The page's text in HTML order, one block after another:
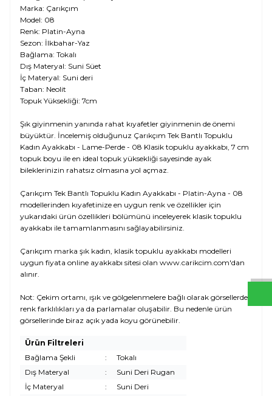
Marka: Çarıkçım
Model: 08
Renk: Platin-Ayna
Sezon: İlkbahar-Yaz
Bağlama: Tokalı
Dış Materyal: Suni Süet
İç Materyal: Suni deri
Taban: Neolit
Topuk Yüksekliği: 7cm
Şık giyinmenin yanında rahat kıyafetler giyinmenin de önemi
büyüktür. İncelemiş olduğunuz Çarıkçım Tek Bantlı Topuklu
Kadın Ayakkabı - Lame-Perde - 08 Klasik topuklu ayakkabı, 7 cm
topuk boyu ile en ideal topuk yüksekliği sayesinde ayak
bileklerinizin rahatsız olmasına yol açmaz.
Çarıkçım Tek Bantlı Topuklu Kadın Ayakkabı - Platin-Ayna - 08
modellerinden kıyafetinize en uygun renk ve özellikler için
yukarıdaki ürün özellikleri bölümünü inceleyerek klasik topuklu
ayakkabı ile tamamlanmasını sağlayabilirsiniz.
Çarıkçım marka şık kadın, klasik topuklu ayakkabı modelleri
uygun fiyata online ayakkabı sitesi olan www.carikcim.com'dan
alınır.
Not: Çekim ortamı, ışık ve gölgelenmelere bağlı olarak görsellerde
renk farklılıkları ya da parlamalar oluşabilir. Bu nedenle ürün
görsellerinde biraz açık yada koyu görünebilir.
Ürün Filtreleri
Bağlama Şekli
:
Tokalı
Dış Materyal
:
Suni Deri Rugan
İç Materyal
:
Suni Deri